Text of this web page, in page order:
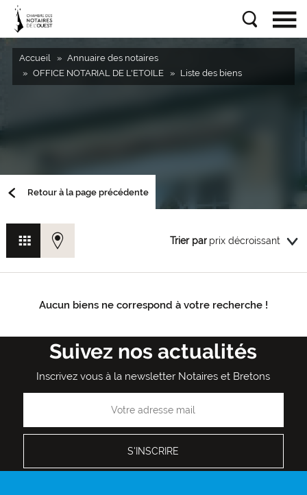
Accueil
Annuaire des notaires
OFFICE NOTARIAL DE L'ETOILE
Liste des biens
Retour à la page précédente
Trier par
Aucun biens ne correspond à votre recherche !
Suivez nos actualités
Inscrivez vous à la newsletter Notaires et Bretons